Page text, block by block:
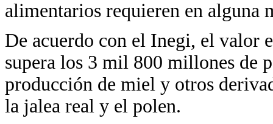
alimentarios requieren en alguna
De acuerdo con el Inegi, el valor
supera los 3 mil 800 millones de
producción de miel y otros
la jalea real y el polen.